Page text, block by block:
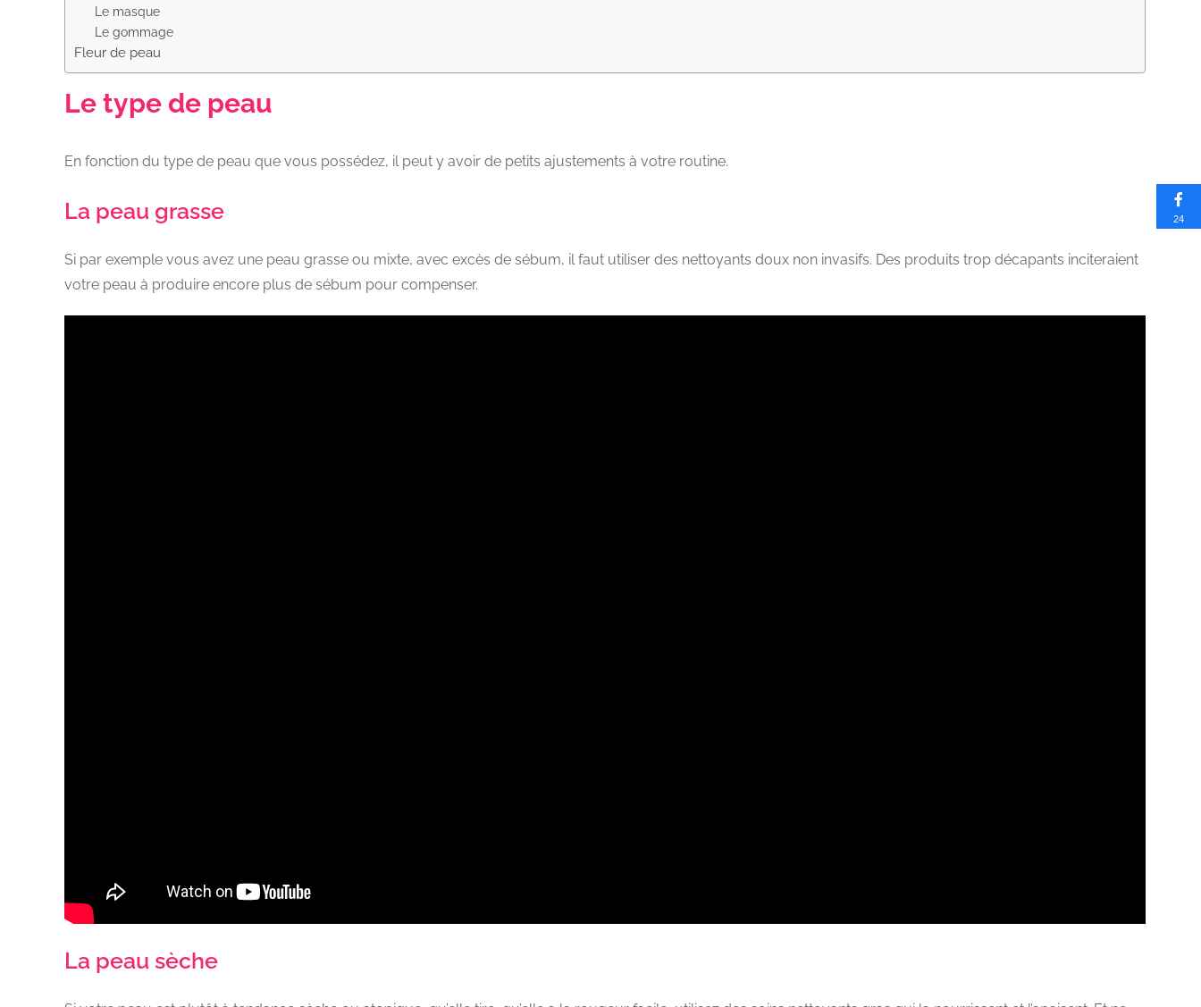
Le masque
Le gommage
Fleur de peau
Le type de peau
En fonction du type de peau que vous possédez, il peut y avoir de petits ajustements à votre routine.
La peau grasse
Si par exemple vous avez une peau grasse ou mixte, avec excès de sébum, il faut utiliser des nettoyants doux non invasifs. Des produits trop décapants inciteraient
votre peau à produire encore plus de sébum pour compenser.
La peau sèche
24